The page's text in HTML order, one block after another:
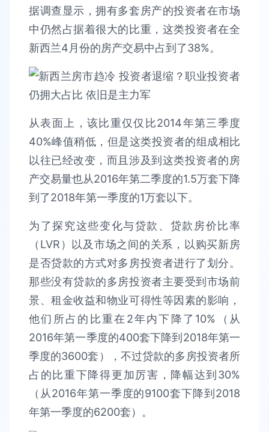
据调查显示，拥有多套房产的投资者在市场
中仍然占据着很大的比重，这类投资者在全
新西兰4月份的房产交易中占到了38%。
从表面上，该比重仅仅比2014年第三季度
40%峰值稍低，但是这类投资者的组成相比
以往已经改变，而且涉及到这类投资者的房
产交易量也从2016年第二季度的1.5万套下降
到了2018年第一季度的1万套以下。
为了探究这些变化与贷款、贷款房价比率
（LVR）以及市场之间的关系，以购买新房
是否贷款的方式对多房投资者进行了划分。
那些没有贷款的多房投资者主要受到市场前
景、租金收益和物业可得性等因素的影响，
他们所占的比重在2年内下降了10%（从
2016年第一季度的400套下降到2018年第一
季度的3600套），不过贷款的多房投资者所
占的比重下降得更加厉害，降幅达到30%
（从2016年第一季度的9100套下降到2018
年第一季度的6200套）。